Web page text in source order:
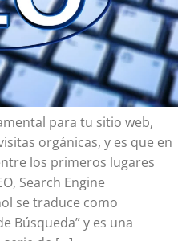
para tu sitio web,
orgánicas, y es que en
los primeros lugares
Search Engine
se traduce como
Búsqueda” y es una